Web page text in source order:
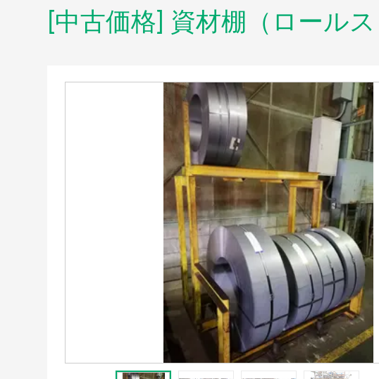
[中古価格] 資材棚（ロールス